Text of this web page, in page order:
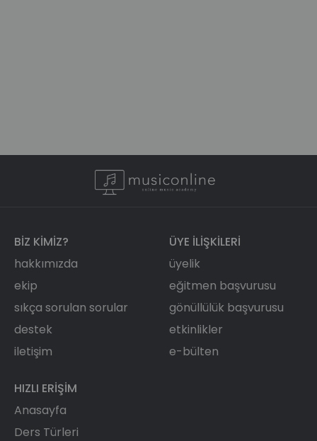
BIZ KIMIZ?
hakkımızda
ekip
sıkça sorulan sorular
destek
iletişim
ÜYE ILIŞKILERI
üyelik
eğitmen başvurusu
gönüllülük başvurusu
etkinlikler
e-bülten
HIZLI ERIŞIM
Anasayfa
Ders Türleri